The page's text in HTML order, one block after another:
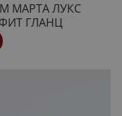
МАРТА ЛУКС
ГЛАНЦ